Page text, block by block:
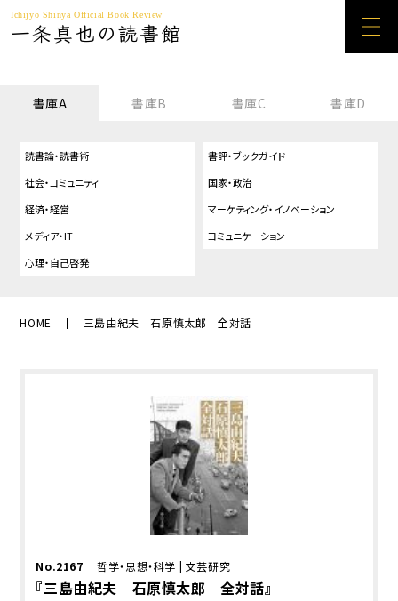
Ichijyo Shinya Official Book Review
一条真也の読書館
書庫A 書庫B 書庫C 書庫D
読書論・読書術
書評・ブックガイド
社会・コミュニティ
国家・政治
経済・経営
マーケティング・イノベーション
メディア・IT
コミュニケーション
心理・自己啓発
HOME 三島由紀夫 石原慎太郎 全対話
No.2167 哲学・思想・科学 | 文芸研究
『三島由紀夫 石原慎太郎 全対話』